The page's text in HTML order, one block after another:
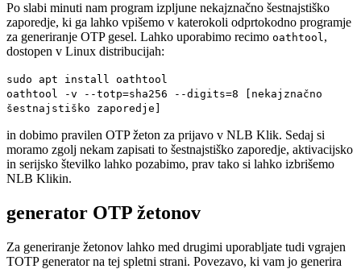
Po slabi minuti nam program izpljune nekajznačno šestnajstiško
zaporedje, ki ga lahko vpišemo v katerokoli odprtokodno programje
za generiranje OTP gesel. Lahko uporabimo recimo oathtool,
dostopen v Linux distribucijah:
sudo apt install oathtool
oathtool -v --totp=sha256 --digits=8 [nekajznačno
šestnajstiško zaporedje]
in dobimo pravilen OTP žeton za prijavo v NLB Klik. Sedaj si
moramo zgolj nekam zapisati to šestnajstiško zaporedje, aktivacijsko
in serijsko številko lahko pozabimo, prav tako si lahko izbrišemo
NLB Klikin.
generator OTP žetonov
Za generiranje žetonov lahko med drugimi uporabljate tudi vgrajen
TOTP generator na tej spletni strani. Povezavo, ki vam jo generira